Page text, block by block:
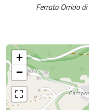
Ferrata Orrido
+
−